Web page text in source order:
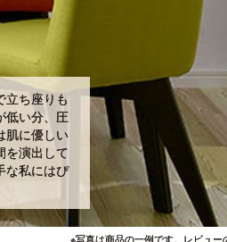
立ち座りも
低い分、圧
肌に優しい
を演出して
な私にはぴ
※写真は商品の一例です。レビュー